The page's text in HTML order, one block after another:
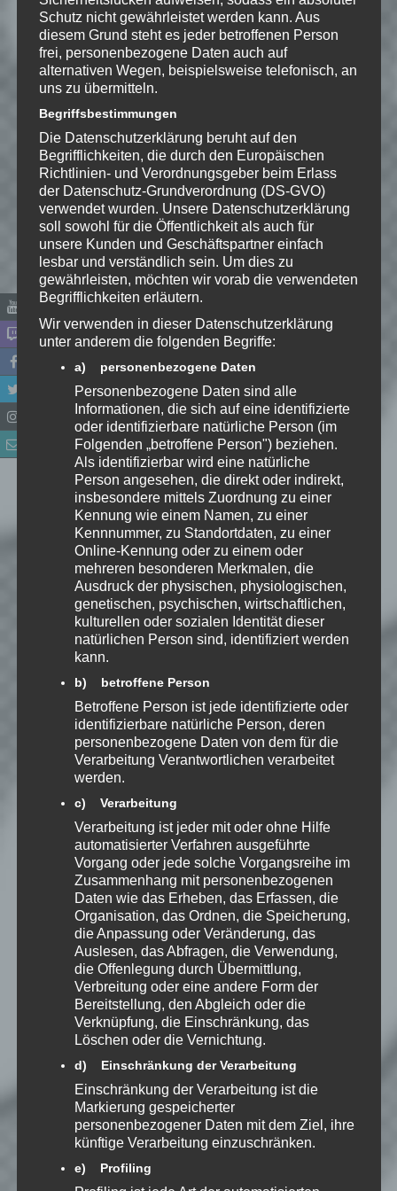
Music:“Olivier“ by Wintergatan Build
Tracks
01:24:25 – 01:27:46
Music:“Prototype“ by Wintergatan
01:27:46 – 01:30:09
Music:“Provence (No Intro )“ by
Wintergatan Build Tracks
01:30:09 – 01:33:44
Music:“Provence (With Intro)“ by
Wintergatan Build Tracks
01:33:44 – 01:39:35
Music:“Sandviken Stradivarius“ by
Wintergatan Build Tracks
01:39:35 – 01:44:01
Music:“Welding The Steel Frame“
by Wintergatan Build Tracks
01:44:01 – 01:49:17
Music:“All Was Well – Music Box &
Modulin Version“ by Wintergatan
Build Tracks
01:49:17 – 01:53:21
Music:“Marble Machine“ by
Wintergatan
01:53:21 – 01:56:52
Music:“Tornado“ by Wintergatan
01:56:52 – 02:00:45
Music:“Sommarfågel“ by
Wintergatan
02:00:45 – 02:04:16
Music:“The Rocket“ by Wintergatan
02:04:16 – 02:08:15
Music:“Valentine“ by Wintergatan
02:08:15 – 02:11:48
Music:“Slottskogen Disc Golf Club“
by Wintergatan
02:11:48 – 02:15:16
Music:“Biking Is Better“ by
Wintergatan
02:15:16 – 02:19:42
Music:“Västanberg“ by Wintergatan
02:19:42 – 02:22:10
Music:“Starmachine2000″ by
········································­­
·······································­·­····
Trademarks and copyrights are
properties of their respective
owners.
Schutz nicht gewährleistet werden kann. Aus
diesem Grund steht es jeder betroffenen Person
frei, personenbezogene Daten auch auf
alternativen Wegen, beispielsweise telefonisch, an
uns zu übermitteln.
Begriffsbestimmungen
Die Datenschutzerklärung beruht auf den
Begrifflichkeiten, die durch den Europäischen
Richtlinien- und Verordnungsgeber beim Erlass
der Datenschutz-Grundverordnung (DS-GVO)
verwendet wurden. Unsere Datenschutzerklärung
soll sowohl für die Öffentlichkeit als auch für
unsere Kunden und Geschäftspartner einfach
lesbar und verständlich sein. Um dies zu
gewährleisten, möchten wir vorab die verwendeten
Begrifflichkeiten erläutern.
Wir verwenden in dieser Datenschutzerklärung
unter anderem die folgenden Begriffe:
a) personenbezogene Daten
Personenbezogene Daten sind alle
Informationen, die sich auf eine identifizierte
oder identifizierbare natürliche Person (im
Folgenden „betroffene Person") beziehen.
Als identifizierbar wird eine natürliche
Person angesehen, die direkt oder indirekt,
insbesondere mittels Zuordnung zu einer
Kennung wie einem Namen, zu einer
Kennnummer, zu Standortdaten, zu einer
Online-Kennung oder zu einem oder
mehreren besonderen Merkmalen, die
Ausdruck der physischen, physiologischen,
genetischen, psychischen, wirtschaftlichen,
kulturellen oder sozialen Identität dieser
natürlichen Person sind, identifiziert werden
kann.
b) betroffene Person
Betroffene Person ist jede identifizierte oder
identifizierbare natürliche Person, deren
personenbezogene Daten von dem für die
Verarbeitung Verantwortlichen verarbeitet
werden.
c) Verarbeitung
Verarbeitung ist jeder mit oder ohne Hilfe
automatisierter Verfahren ausgeführte
Vorgang oder jede solche Vorgangsreihe im
Zusammenhang mit personenbezogenen
Daten wie das Erheben, das Erfassen, die
Organisation, das Ordnen, die Speicherung,
die Anpassung oder Veränderung, das
Auslesen, das Abfragen, die Verwendung,
die Offenlegung durch Übermittlung,
Verbreitung oder eine andere Form der
Bereitstellung, den Abgleich oder die
Verknüpfung, die Einschränkung, das
Löschen oder die Vernichtung.
d) Einschränkung der Verarbeitung
Einschränkung der Verarbeitung ist die
Markierung gespeicherter
personenbezogener Daten mit dem Ziel, ihre
künftige Verarbeitung einzuschränken.
e) Profiling